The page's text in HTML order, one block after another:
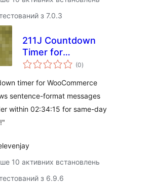
з 7.0.3
211J Countdown
Timer for
WooCommerce
(0загальний
рейтинг
)
timer for WooCommerce
sentence-format messages
within 02:34:15 for same-day
10 активних встановлень
з 6.9.6